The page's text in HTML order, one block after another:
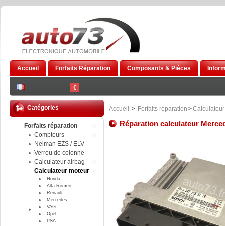
€
Accueil Forfaits Réparation Composants & Pièces
Catégories
Forfaits réparation
Compteurs
Neiman EZS / ELV
Verrou de colonne
Calculateur airbag
Calculateur moteur
Honda
Alfa Romeo
Renault
Mercedes
VAG
Opel
PSA
Accueil > Forfaits réparation >
Réparation calculateur